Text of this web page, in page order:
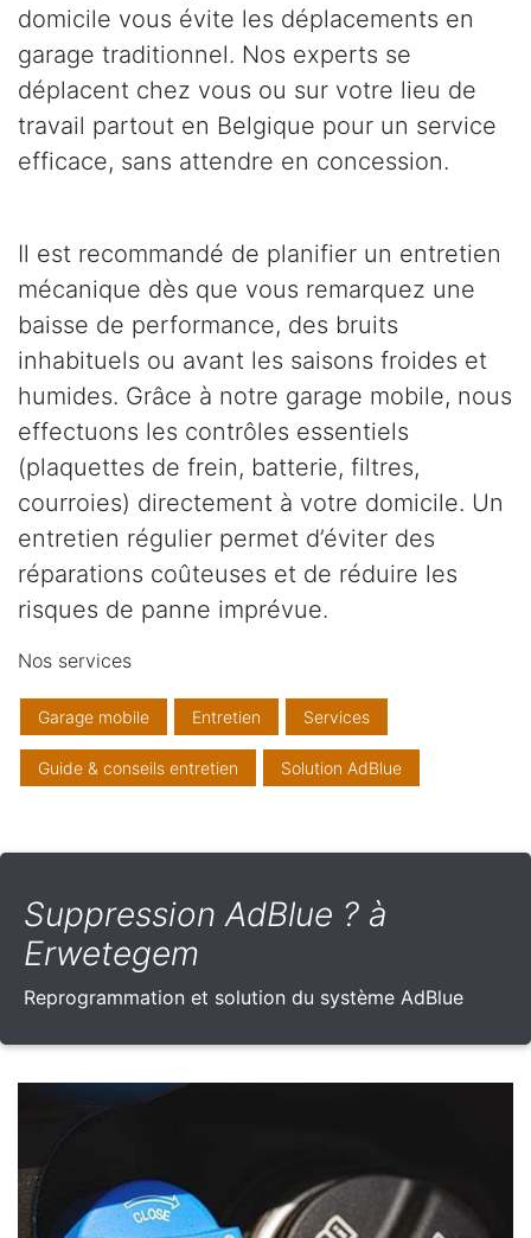
domicile vous évite les déplacements en
garage traditionnel. Nos experts se
déplacent chez vous ou sur votre lieu de
travail partout en Belgique pour un service
efficace, sans attendre en concession.
Il est recommandé de planifier un entretien
mécanique dès que vous remarquez une
baisse de performance, des bruits
inhabituels ou avant les saisons froides et
humides. Grâce à notre garage mobile, nous
effectuons les contrôles essentiels
(plaquettes de frein, batterie, filtres,
courroies) directement à votre domicile. Un
entretien régulier permet d’éviter des
réparations coûteuses et de réduire les
risques de panne imprévue.
Nos services
Garage mobile Entretien Services
Guide & conseils entretien Solution AdBlue
Suppression AdBlue ? à
Erwetegem
Reprogrammation et solution du système AdBlue